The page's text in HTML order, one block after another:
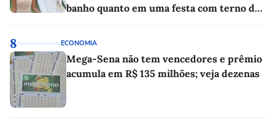
banho quanto em uma festa com terno de
8 ECONOMIA
Mega-Sena não tem vencedores e prêmio
acumula em R$ 135 milhões; veja dezenas